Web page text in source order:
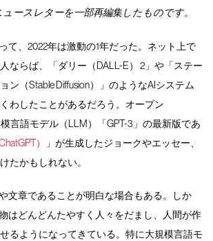
ースレターを一部再編集したものです。
て、2022年は激動の1年だった。ネット上で
ならば、「ダリー（DALL-E） 2」や「ステー
ン（Stable Diffusion）」のようなAIシステム
わしたことがあるだろう。オープン
言語モデル（LLM）「GPT-3」の最新版であ
）
」が生成したジョークやエッセー、
たかもしれない。
文章であることが明白な場合もある。しか
はどんどんたやすく人々をだまし、人間が作
るようになってきている。特に大規模言語モ